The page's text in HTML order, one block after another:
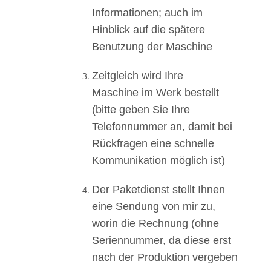
Informationen; auch im
Hinblick auf die spätere
Benutzung der Maschine
Zeitgleich wird Ihre
Maschine im Werk bestellt
(bitte geben Sie Ihre
Telefonnummer an, damit bei
Rückfragen eine schnelle
Kommunikation möglich ist)
Der Paketdienst stellt Ihnen
eine Sendung von mir zu,
worin die Rechnung (ohne
Seriennummer, da diese erst
nach der Produktion vergeben